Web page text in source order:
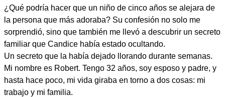
¿Qué podría hacer que un niño de cinco años se alejara de
la persona que más adoraba? Su confesión no solo me
sorprendió, sino que también me llevó a descubrir un secreto
familiar que Candice había estado ocultando.
Un secreto que la había dejado llorando durante semanas.
Mi nombre es Robert. Tengo 32 años, soy esposo y padre, y
hasta hace poco, mi vida giraba en torno a dos cosas: mi
trabajo y mi familia.